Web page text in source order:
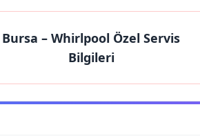
Bursa – Whirlpool Özel Servis
Bilgileri